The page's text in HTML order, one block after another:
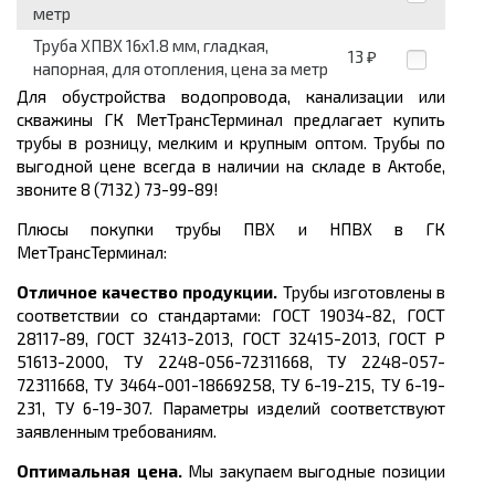
метр
Труба ХПВХ 16x1.8 мм, гладкая,
напорная, для отопления, цена за метр
13 ₽
Для обустройства водопровода, канализации или
скважины ГК МетТрансТерминал предлагает купить
трубы в розницу, мелким и крупным оптом. Трубы по
выгодной цене всегда в наличии на складе в Актобе,
звоните 8 (7132) 73-99-89!
Плюсы покупки трубы ПВХ и НПВХ в ГК
МетТрансТерминал:
Отличное качество продукции. Трубы изготовлены в
соответствии со стандартами: ГОСТ 19034-82, ГОСТ
28117-89, ГОСТ 32413-2013, ГОСТ 32415-2013, ГОСТ Р
51613-2000, ТУ 2248-056-72311668, ТУ 2248-057-
72311668, ТУ 3464-001-18669258, ТУ 6-19-215, ТУ 6-19-
231, ТУ 6-19-307. Параметры изделий соответствуют
заявленным требованиям.
Оптимальная цена.Мы закупаем выгодные позиции